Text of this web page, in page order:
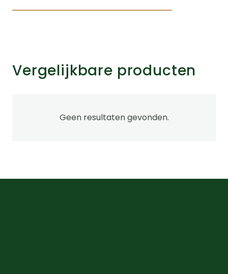
Vergelijkbare producten
Geen resultaten gevonden.